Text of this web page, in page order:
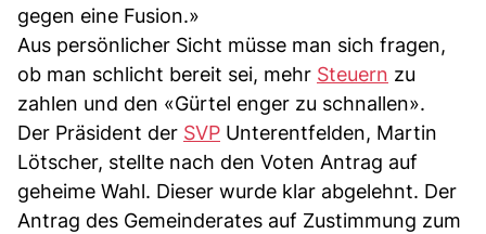
gegen eine Fusion.»
Aus persönlicher Sicht müsse man sich fragen,
ob man schlicht bereit sei, mehr Steuern zu
zahlen und den «Gürtel enger zu schnallen».
Der Präsident der SVP Unterentfelden, Martin
Lötscher, stellte nach den Voten Antrag auf
geheime Wahl. Dieser wurde klar abgelehnt. Der
Antrag des Gemeinderates auf Zustimmung zum